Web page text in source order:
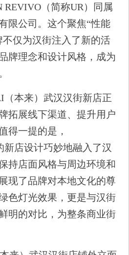
REVIVO（简称UR）同属
限公司。这个聚焦“性能
仅为汉街注入了新的活
牌理念和设计风格，成为
（本来）武汉汉街新店正
拓展线下渠道、提升用户
得一提的是，
店设计巧妙地融入了汉
持店面风格与周边环境和
现了品牌对本地文化的尊
色灯光效果，更是与汉街
明的对比，为整条商业街